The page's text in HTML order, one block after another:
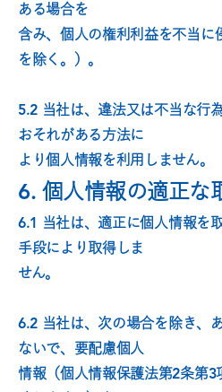
ある場合を
含み、個人の権利利益を不当に
を除く。）。
5.2 当社は、違法又は不当な行
おそれがある方法に
より個人情報を利用しません。
6. 個人情報の適正な
6.1 当社は、適正に個人情報を
手段により取得しま
せん。
6.2 当社は、次の場合を除き、
ないで、要配慮個人
情報（個人情報保護法第2条第